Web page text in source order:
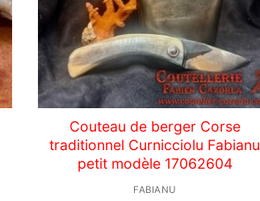
Couteau de berger Corse
traditionnel Curnicciolu Fabianu
petit modèle 17062604
FABIANU